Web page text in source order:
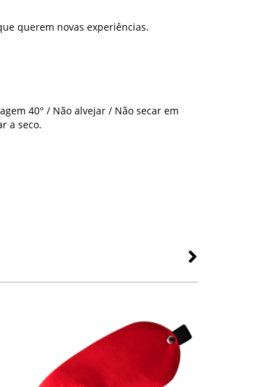
querem novas experiências.
40° / Não alvejar / Não secar em
a seco.